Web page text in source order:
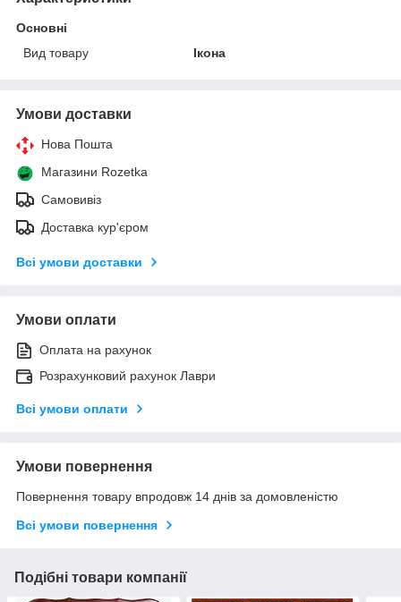
Основні
Вид товару
Ікона
Умови доставки
Нова Пошта
Магазини Rozetka
Самовивіз
Доставка кур'єром
Всі умови доставки
Умови оплати
Оплата на рахунок
Розрахунковий рахунок Лаври
Всі умови оплати
Умови повернення
Повернення товару впродовж 14 днів за домовленістю
Всі умови повернення
Подібні товари компанії